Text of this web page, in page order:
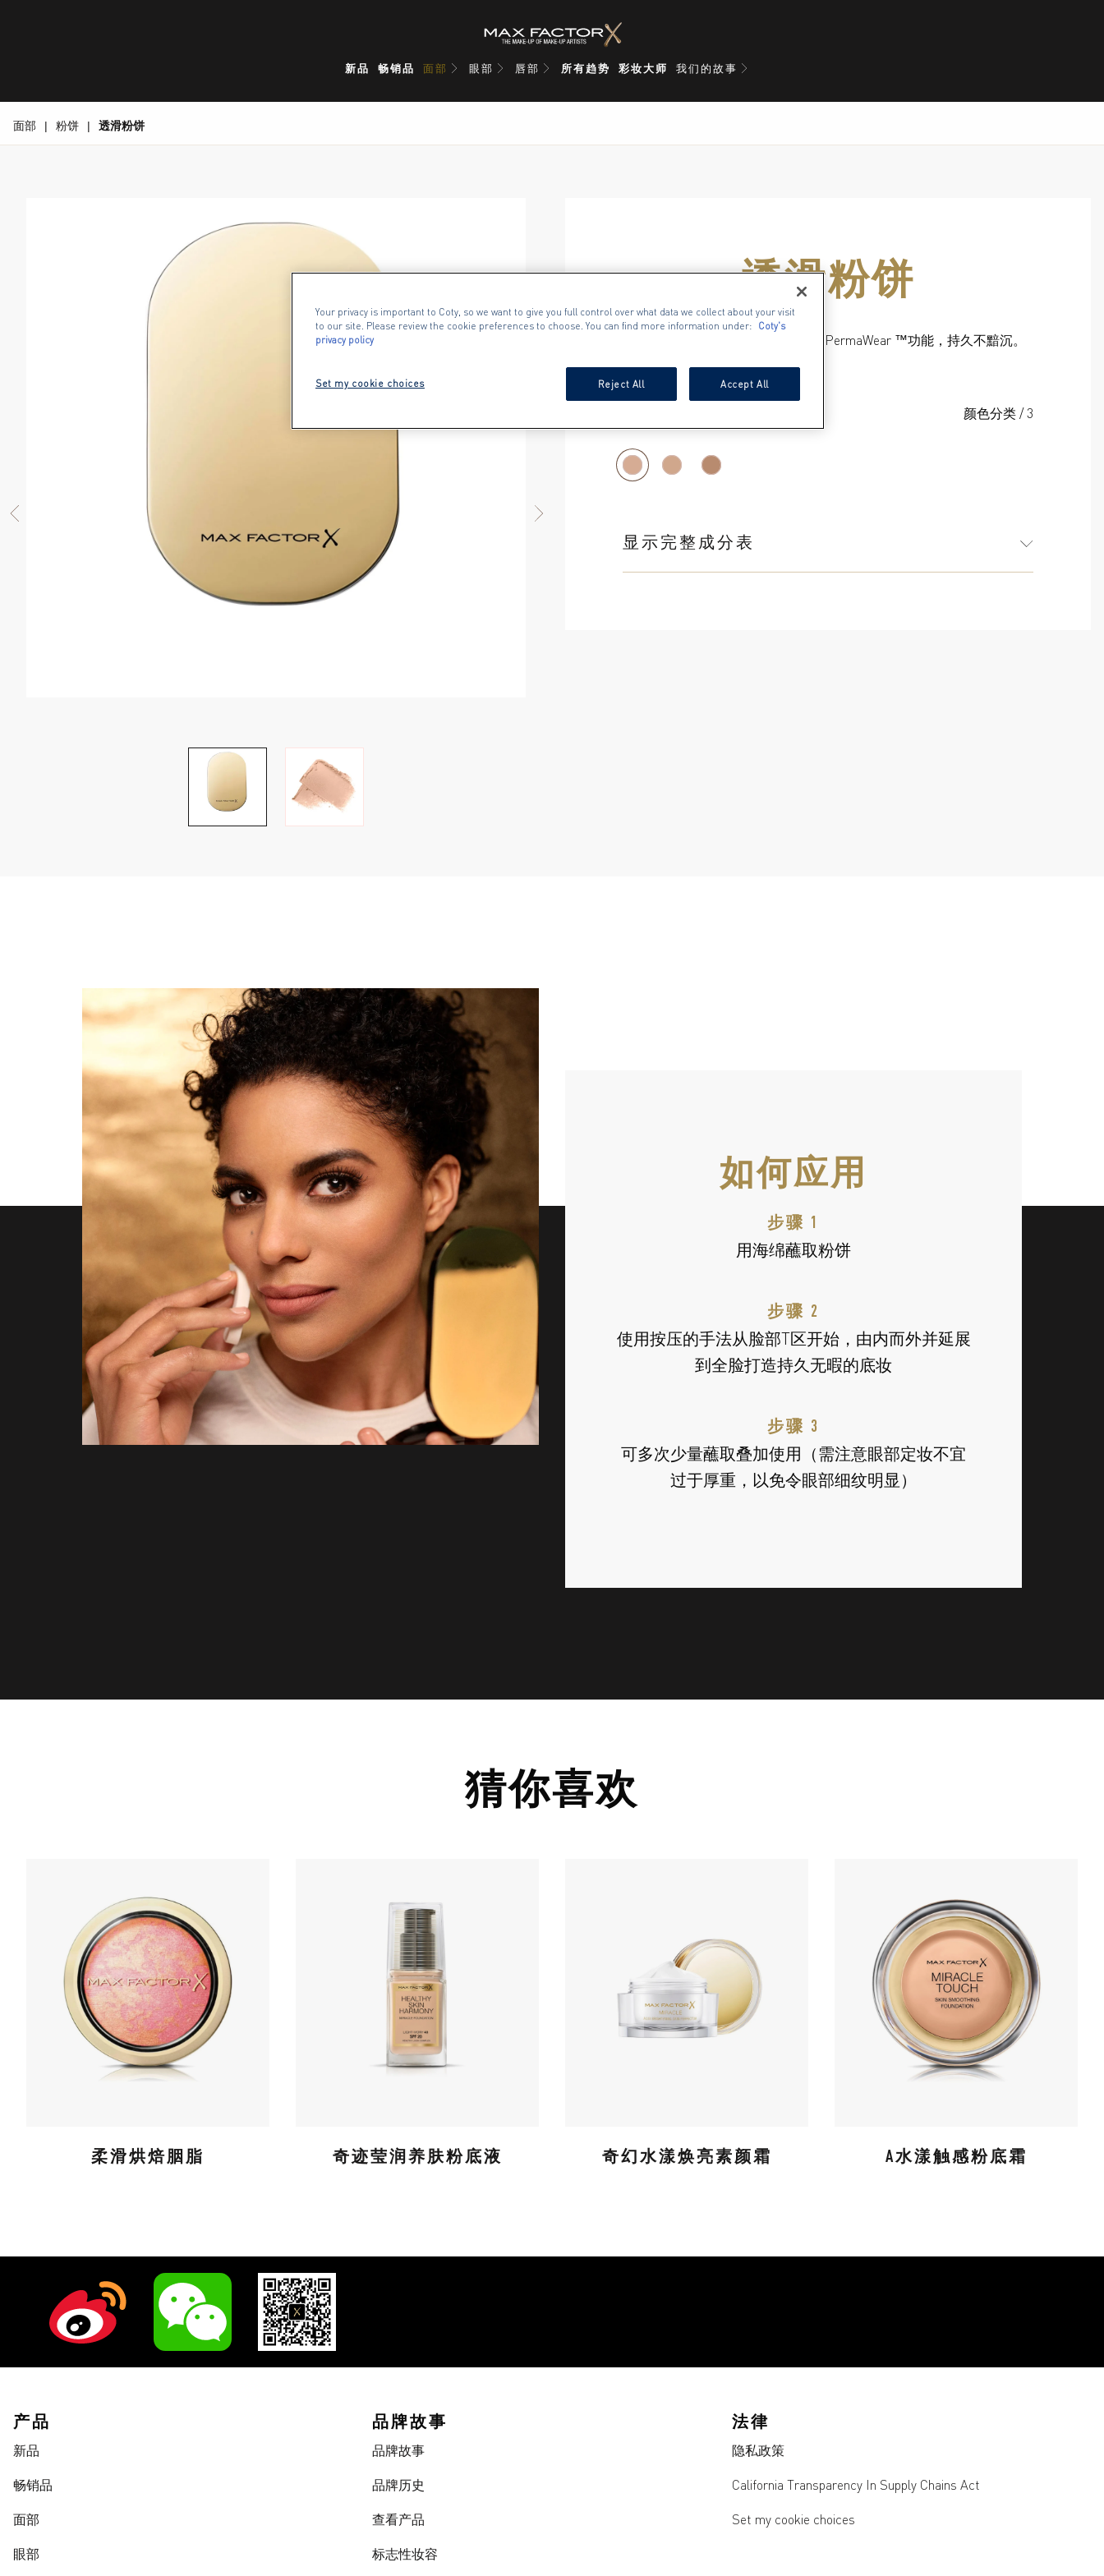
新品 畅销品 面部 眼部 唇部 所有趋势 彩妆大师 我们的故事
面部 粉饼 透滑粉饼
透滑粉饼
“不暗沉两用粉饼”，细腻的粉质含PermaWear ™功能，持久不黯沉。
颜色分类/3
显示完整成分表
如何应用
步骤 1
用海绵蘸取粉饼
步骤 2
使用按压的手法从脸部T区开始，由内而外并延展
到全脸打造持久无暇的底妆
步骤 3
可多次少量蘸取叠加使用（需注意眼部定妆不宜
过于厚重，以免令眼部细纹明显）
猜你喜欢
柔滑烘焙胭脂 奇迹莹润养肤粉底液 奇幻水漾焕亮素颜霜 A水漾触感粉底霜
产品
新品
畅销品
面部
眼部
品牌故事
品牌故事
品牌历史
查看产品
标志性妆容
法律
隐私政策
California Transparency In Supply Chains Act
Set my cookie choices
Your privacy is important to Coty, so we want to give you full control over what data we collect about your visit
to our site. Please review the cookie preferences to choose. You can find more information under: Coty's
privacy policy
Set my cookie choices Reject All Accept All